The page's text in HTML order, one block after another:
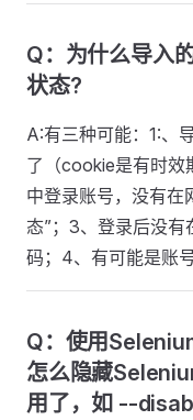
Q：为什么导入
状态?
A:有三种可能：1:、
了（cookie是有时效
中登录账号，没有在
态”；3、登录后没
码；4、有可能是账
Q：使用
怎么隐藏
用了，如 --